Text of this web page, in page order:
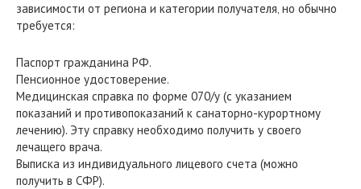
зависимости от региона и категории получателя‚ но обычно
требуется:
Паспорт гражданина РФ.
Пенсионное удостоверение.
Медицинская справка по форме 070/у (с указанием
показаний и противопоказаний к санаторно-курортному
лечению). Эту справку необходимо получить у своего
лечащего врача.
Выписка из индивидуального лицевого счета (можно
получить в СФР).